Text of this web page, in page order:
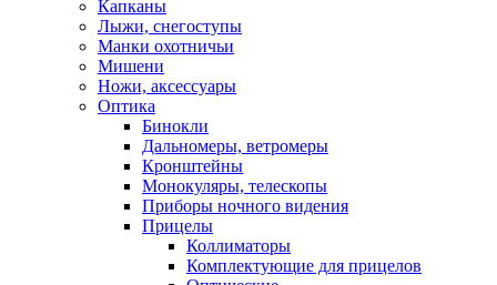
Капканы
Лыжи, снегоступы
Манки охотничьи
Мишени
Ножи, аксессуары
Оптика
Бинокли
Дальномеры, ветромеры
Кронштейны
Монокуляры, телескопы
Приборы ночного видения
Прицелы
Коллиматоры
Комплектующие для прицелов